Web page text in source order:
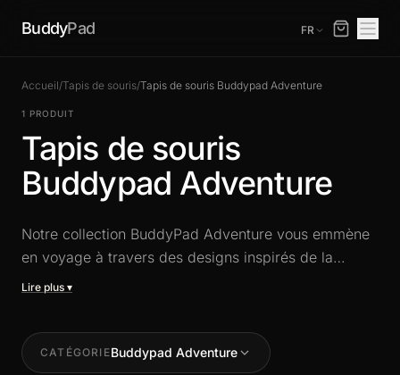
BuddyPad FR
Accueil/Tapis de souris/Tapis de souris Buddypad Adventure
1 PRODUIT
Tapis de souris
Buddypad Adventure
Notre collection BuddyPad Adventure vous emmène
en voyage à travers des designs inspirés de la
nature, du voyage et de l'aventure. Tapis de souris
commun.
CATÉGORIEBuddypad Adventure